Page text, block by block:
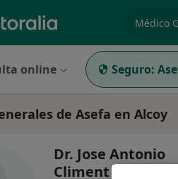
online Seguro:
de Asefa en Alcoy
Dr. Jose Antonio
Climent Bravo